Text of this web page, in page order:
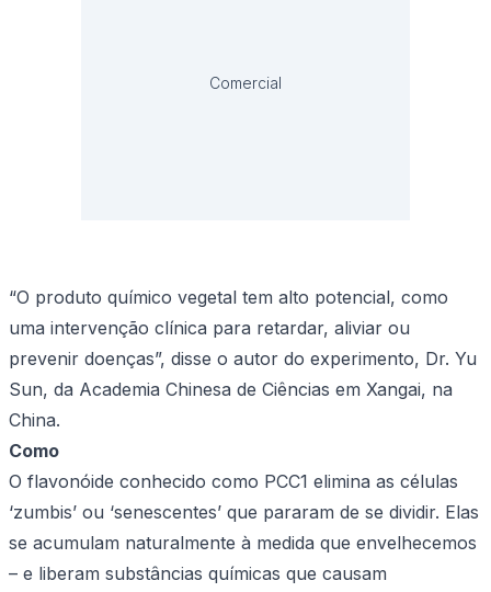
Comercial
“O produto químico vegetal tem alto potencial, como
uma intervenção clínica para retardar, aliviar ou
prevenir doenças”, disse o autor do experimento, Dr. Yu
Sun, da Academia Chinesa de Ciências em Xangai, na
China.
Como
O flavonóide conhecido como PCC1 elimina as células
‘zumbis’ ou ‘senescentes’ que pararam de se dividir. Elas
se acumulam naturalmente à medida que envelhecemos
– e liberam substâncias químicas que causam